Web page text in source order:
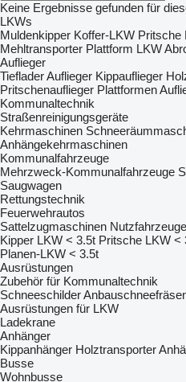
Keine Ergebnisse gefunden für
LKWs
Muldenkipper Koffer-LKW Pritsche
Mehltransporter Plattform LKW
Auflieger
Tieflader Auflieger Kippauflieger
Pritschenauflieger Plattformen
Kommunaltechnik
Straßenreinigungsgeräte
Kehrmaschinen
Anhängekehrmaschinen
Kommunalfahrzeuge
Mehrzweck-Kommunalfahrzeuge
Saugwagen
Rettungstechnik
Feuerwehrautos
Sattelzugmaschinen Nutzfahrzeuge
Kipper LKW < 3.5t Pritsche LKW <
Planen-LKW < 3.5t
Ausrüstungen
Zubehör für Kommunaltechnik
Schneeschilder
Ausrüstungen für LKW
Ladekrane
Anhänger
Kippanhänger Holztransporter
Busse
Wohnbusse